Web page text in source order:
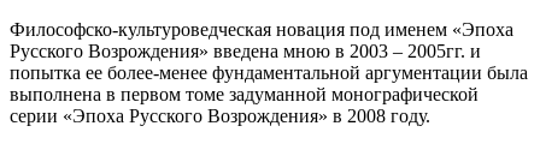
Философско-культуроведческая новация под именем «Эпоха
Русского Возрождения» введена мною в 2003 – 2005гг. и
попытка ее более-менее фундаментальной аргументации была
выполнена в первом томе задуманной монографической
серии «Эпоха Русского Возрождения» в 2008 году.